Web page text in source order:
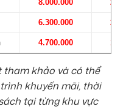
8.000.000
6.300.000
4.700.000
tham khảo và có thể
khuyến mãi, thời
tại từng khu vực